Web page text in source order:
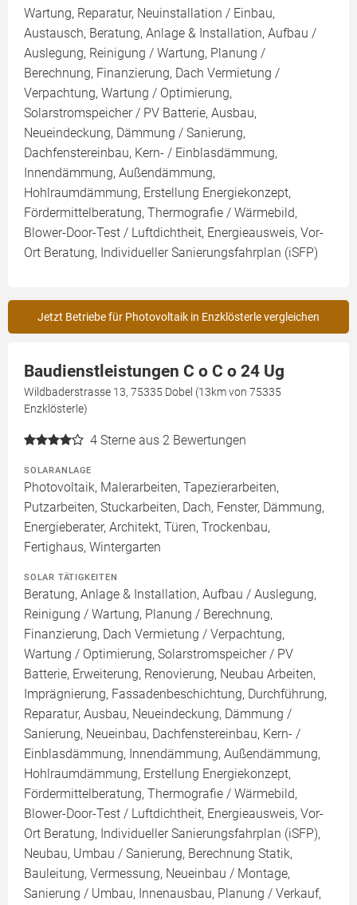
Wartung, Reparatur, Neuinstallation / Einbau,
Austausch, Beratung, Anlage & Installation, Aufbau /
Auslegung, Reinigung / Wartung, Planung /
Berechnung, Finanzierung, Dach Vermietung /
Verpachtung, Wartung / Optimierung,
Solarstromspeicher / PV Batterie, Ausbau,
Neueindeckung, Dämmung / Sanierung,
Dachfenstereinbau, Kern- / Einblasdämmung,
Innendämmung, Außendämmung,
Hohlraumdämmung, Erstellung Energiekonzept,
Fördermittelberatung, Thermografie / Wärmebild,
Blower-Door-Test / Luftdichtheit, Energieausweis, Vor-
Ort Beratung, Individueller Sanierungsfahrplan (iSFP)
Jetzt Betriebe für Photovoltaik in Enzklösterle vergleichen
Baudienstleistungen C o C o 24 Ug
Wildbaderstrasse 13, 75335 Dobel (13km von 75335
Enzklösterle)
4 Sterne aus 2 Bewertungen
SOLARANLAGE
Photovoltaik, Malerarbeiten, Tapezierarbeiten,
Putzarbeiten, Stuckarbeiten, Dach, Fenster, Dämmung,
Energieberater, Architekt, Türen, Trockenbau,
Fertighaus, Wintergarten
SOLAR TÄTIGKEITEN
Beratung, Anlage & Installation, Aufbau / Auslegung,
Reinigung / Wartung, Planung / Berechnung,
Finanzierung, Dach Vermietung / Verpachtung,
Wartung / Optimierung, Solarstromspeicher / PV
Batterie, Erweiterung, Renovierung, Neubau Arbeiten,
Imprägnierung, Fassadenbeschichtung, Durchführung,
Reparatur, Ausbau, Neueindeckung, Dämmung /
Sanierung, Neueinbau, Dachfenstereinbau, Kern- /
Einblasdämmung, Innendämmung, Außendämmung,
Hohlraumdämmung, Erstellung Energiekonzept,
Fördermittelberatung, Thermografie / Wärmebild,
Blower-Door-Test / Luftdichtheit, Energieausweis, Vor-
Ort Beratung, Individueller Sanierungsfahrplan (iSFP),
Neubau, Umbau / Sanierung, Berechnung Statik,
Bauleitung, Vermessung, Neueinbau / Montage,
Sanierung / Umbau, Innenausbau, Planung / Verkauf,